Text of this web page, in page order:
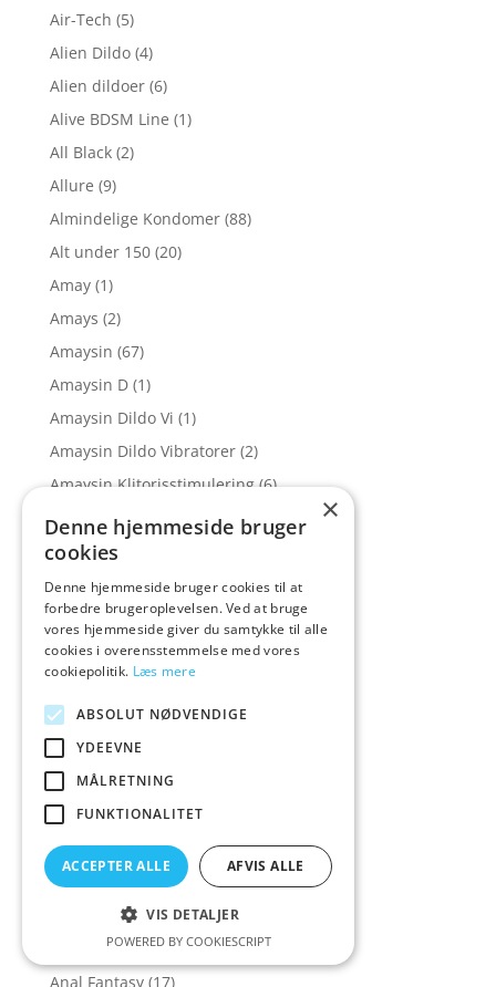
Air-Tech (5)
Alien Dildo (4)
Alien dildoer (6)
Alive BDSM Line (1)
All Black (2)
Allure (9)
Almindelige Kondomer (88)
Alt under 150 (20)
Amay (1)
Amays (2)
Amaysin (67)
Amaysin D (1)
Amaysin Dildo Vi (1)
Amaysin Dildo Vibratorer (2)
Amaysin Klitorisstimulering (6)
Amaysin Rabbits
American Bombshell
Amorable by Rimba (17)
Anal (10)
Anal Augu (1)
Anal August (21)
Anal Begynder (102)
Anal Begynder til Kvinder
Anal Begynder til Mænd
Anal Dildo (42)
Anal Dildo til Kvinder (42)
Anal Dildo til Mænd
(29)
Anal dildoer (67)
Anal Drops (1)
Anal Fantasy (17)
×
Denne hjemmeside bruger
cookies
Denne hjemmeside bruger cookies til at
forbedre brugeroplevelsen. Ved at bruge
vores hjemmeside giver du samtykke til alle
cookies i overensstemmelse med vores
cookiepolitik. Læs mere
ABSOLUT NØDVENDIGE
YDEEVNE
MÅLRETNING
FUNKTIONALITET
ACCEPTER ALLE AFVIS ALLE
VIS DETALJER
POWERED BY COOKIESCRIPT